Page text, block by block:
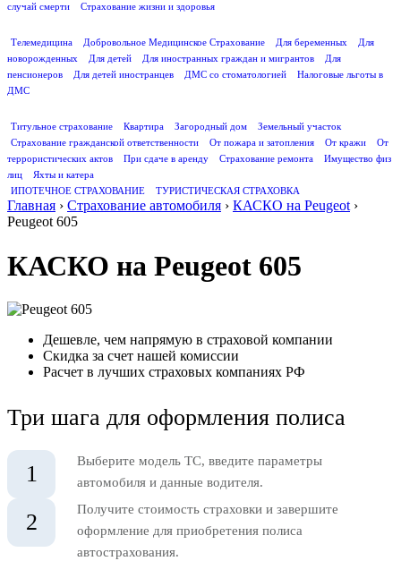
случай смерти
Страхование жизни и здоровья
Телемедицина
Добровольное Медицинское Страхование Для беременных
Для
новорожденных
Для детей Для иностранных граждан и мигрантов
Для
пенсионеров
Для детей иностранцев ДМС со стоматологией
Налоговые льготы в
ДМС
Титульное страхование
Квартира Загородный дом
Земельный участок
Страхование гражданской ответственности
От пожара и затопления От кражи
От
террористических актов
При сдаче в аренду Страхование ремонта
Имущество физ
лиц
Яхты и катера
ИПОТЕЧНОЕ СТРАХОВАНИЕ
ТУРИСТИЧЕСКАЯ СТРАХОВКА
Главная › Страхование автомобиля › КАСКО на Peugeot ›
Peugeot 605
КАСКО на Peugeot 605
Дешевле, чем напрямую в страховой компании
Скидка за счет нашей комиссии
Расчет в лучших страховых компаниях РФ
Три шага для оформления полиса
1
Выберите модель ТС, введите параметры
автомобиля и данные водителя.
2
Получите стоимость страховки и завершите
оформление для приобретения полиса
автострахования.